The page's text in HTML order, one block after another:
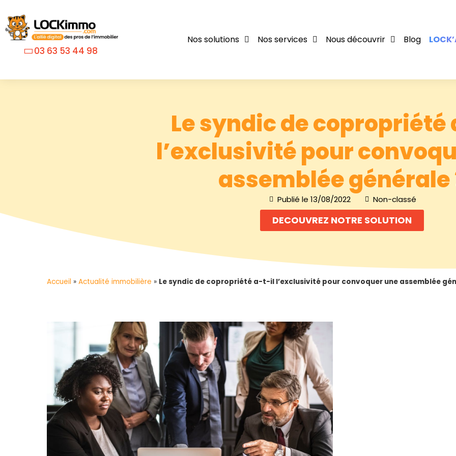
03 63 53 44 98
Nos solutions Nos services Nous découvrir Blog
Le syndic de
l’exclusivité pour
assemblée générale
Publié le 13/08/2022 Non-classé
DECOUVREZ NOTRE SOLUTION
Accueil » Actualité immobilière » Le syndic de copropriété a-t-il l’exclusivité pour convoquer une assemblée